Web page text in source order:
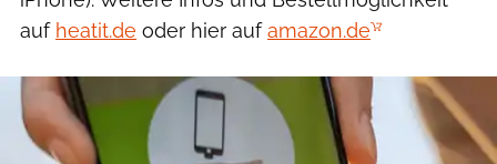
auf heatit.de oder hier aufamazon.de